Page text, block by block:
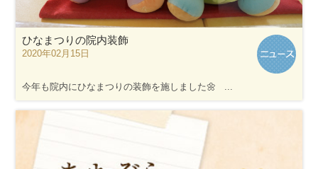
ひなまつりの院内装飾
2020年02月15日
今年も院内にひなまつりの装飾を施しました🌼 ...